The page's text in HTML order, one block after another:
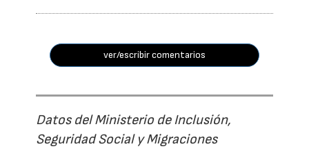
ver/escribir comentarios
Datos del Ministerio de Inclusión,
Seguridad Social y Migraciones